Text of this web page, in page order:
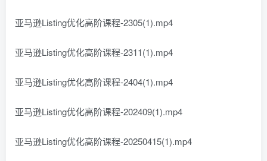
亚马逊Listing优化高阶课程-2305(1).mp4
亚马逊Listing优化高阶课程-2311(1).mp4
亚马逊Listing优化高阶课程-2404(1).mp4
亚马逊Listing优化高阶课程-202409(1).mp4
亚马逊Listing优化高阶课程-20250415(1).mp4